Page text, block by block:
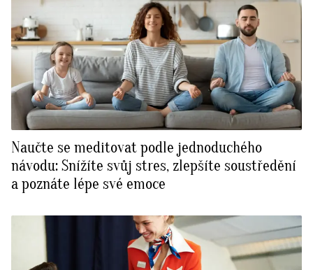
Naučte se meditovat podle jednoduchého
návodu: Snížíte svůj stres, zlepšíte soustředění
a poznáte lépe své emoce